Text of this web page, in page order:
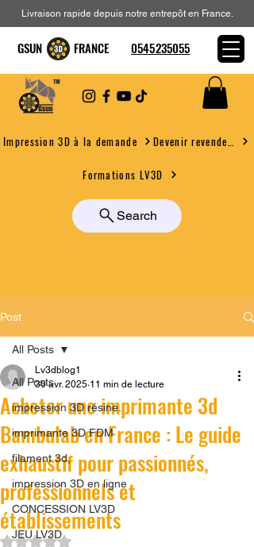
Impression 3D à la demande
Formations LV3D
Search
Livraison rapide depuis notre entrepôt en France.
GSUN FRANCE 0545235055
Post
All Posts
impression 3D résine.
imprimante 3D FDM
filament 3d,
impression 3D en ligne
CONCESSION LV3D
JEU LV3D
All Posts
Acheter une imprimante 3d
Bambulab en France : Le guide
exhaustif pour passionnés,
professionnels et
établissements
Lv3dblog1
30 avr. 2025 11 min de lecture
Noté NaN étoiles sur 5.